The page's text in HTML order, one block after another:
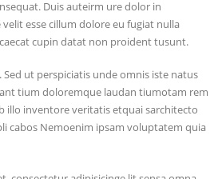
Duis auteirm ure dolor in
esse cillum dolore eu fugiat nulla
cupin datat non proident tusunt.
ut perspiciatis unde omnis iste natus
tium doloremque laudan tiumotam rem
illo inventore veritatis etquai sarchitecto
cabos Nemoenim ipsam voluptatem quia